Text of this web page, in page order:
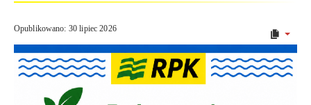
Opublikowano: 30 lipiec 2026